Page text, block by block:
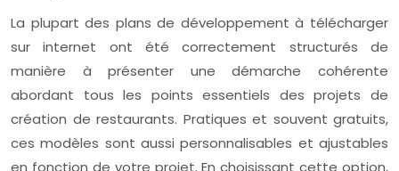
La plupart des plans de développement à télécharger
sur internet ont été correctement structurés de
manière à présenter une démarche cohérente
abordant tous les points essentiels des projets de
création de restaurants. Pratiques et souvent gratuits,
ces modèles sont aussi personnalisables et ajustables
en fonction de votre projet. En choisissant cette option,